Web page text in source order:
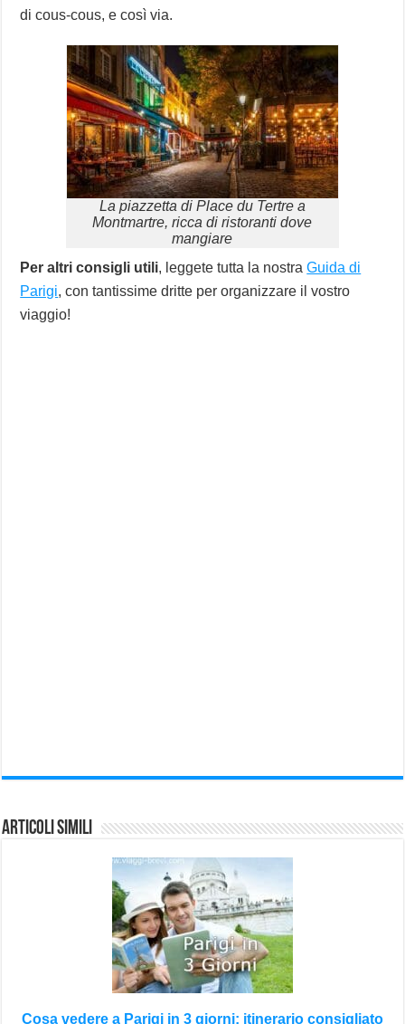
di cous-cous, e così via.
La piazzetta di Place du Tertre a
Montmartre, ricca di ristoranti dove
mangiare
Per altri consigli utili, leggete tutta la nostraGuida di
Parigi, con tantissime dritte per organizzare il vostro
viaggio!
Articoli Simili
Cosa vedere a Parigi in 3 giorni: itinerario consigliato